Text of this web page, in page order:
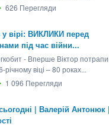
626 Перегляди
у вірі: ВИКЛИКИ перед
під час війни...
- Вперше Віктор
річному віці – 80 роках...
1 096 Перегляди
| Валерій Антонюк